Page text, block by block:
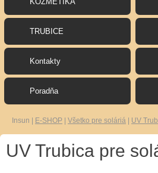
TRUBICE
Kontakty
Poradňa
Insun | E-SHOP | Všetko pre soláriá | UV
UV Trubica pre